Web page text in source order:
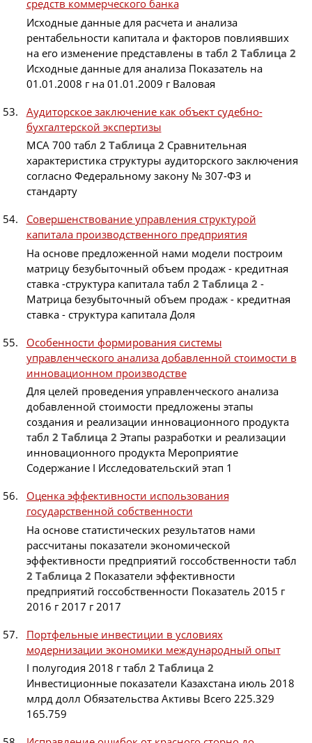
средств коммерческого банка
Исходные данные для расчета и анализа
рентабельности капитала и факторов повлиявших
на его изменение представлены в табл 2 Таблица 2
Исходные данные для анализа Показатель на
01.01.2008 г на 01.01.2009 г Валовая
Аудиторское заключение как объект судебно-
бухгалтерской экспертизы
МСА 700 табл 2 Таблица 2 Сравнительная
характеристика структуры аудиторского заключения
согласно Федеральному закону № 307-ФЗ и
стандарту
Совершенствование управления структурой
капитала производственного предприятия
На основе предложенной нами модели построим
матрицу безубыточный объем продаж - кредитная
ставка -структура капитала табл 2 Таблица 2 -
Матрица безубыточный объем продаж - кредитная
ставка - структура капитала Доля
Особенности формирования системы
управленческого анализа добавленной стоимости в
инновационном производстве
Для целей проведения управленческого анализа
добавленной стоимости предложены этапы
создания и реализации инновационного продукта
табл 2 Таблица 2 Этапы разработки и реализации
инновационного продукта Мероприятие
Содержание I Исследовательский этап 1
Оценка эффективности использования
государственной собственности
На основе статистических результатов нами
рассчитаны показатели экономической
эффективности предприятий госсобственности табл
2 Таблица 2 Показатели эффективности
предприятий госсобственности Показатель 2015 г
2016 г 2017 г 2017
Портфельные инвестиции в условиях
модернизации экономики международный опыт
I полугодия 2018 г табл 2 Таблица 2
Инвестиционные показатели Казахстана июль 2018
млрд долл Обязательства Активы Всего 225.329
165.759